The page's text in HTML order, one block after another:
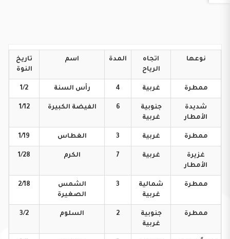
نوعها
اتجاه
الرياح
المدة اسم
تاريخ
النوة
ممطرة غربية 4 رأس السنة 1/2
شديدة
الأمطار
جنوبية
غربية
6 الفيضة الكبيرة 1/12
ممطرة غربية 3 الغطاس 1/19
غزيرة
الأمطار
غربية 7 الكرم 1/28
ممطرة
شمالية
غربية
3
الشمس
الصغيرة
2/18
ممطرة
جنوبية
غربية
2 السلوم 3/2